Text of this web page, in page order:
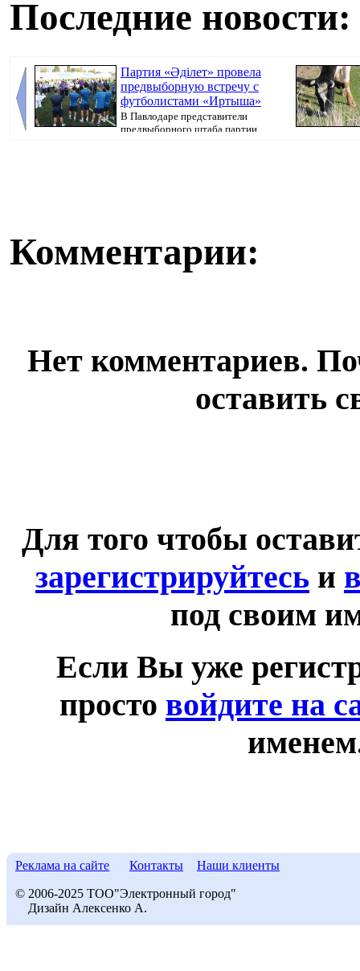
Последние новости:
Партия «Әділет» провела
предвыборную встречу с
футболистами «Иртыша»
В Павлодаре представители
предвыборного штаба партии
Комментарии:
Нет комментариев.
оставить
Для того чтобы
зарегистрируйтесь и
под своим
Если Вы уже
просто войдите на
Реклама на сайте Контакты Наши клиенты
© 2006-2025 ТОО"Электронный город"
Дизайн Алексенко А.